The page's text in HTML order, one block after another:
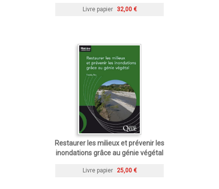
Livre papier 32,00 €
Restaurer les milieux et prévenir les
inondations grâce au génie végétal
Livre papier 25,00 €